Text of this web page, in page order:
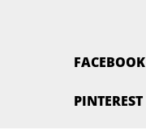
FACEBOOK
PINTEREST